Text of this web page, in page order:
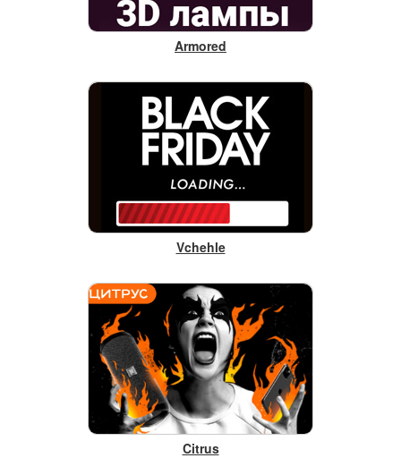
Armored
Vchehle
Citrus